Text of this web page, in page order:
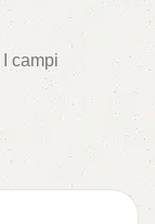
I campi